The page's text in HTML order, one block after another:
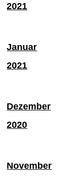
2021
Januar
2021
Dezember
2020
November